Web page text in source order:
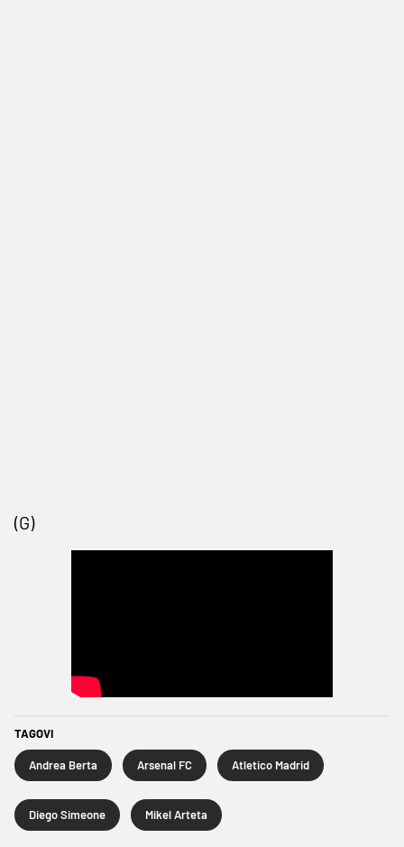
(G)
TAGOVI
Andrea Berta Arsenal FC Atletico Madrid
Diego Simeone Mikel Arteta